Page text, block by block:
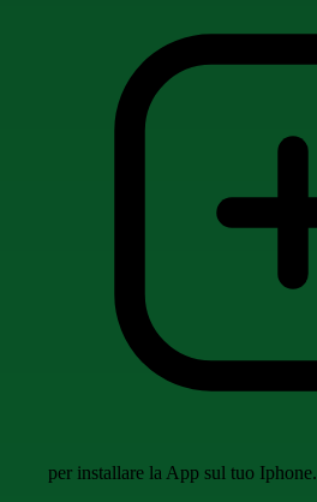
per installare la App sul tuo Iphone.